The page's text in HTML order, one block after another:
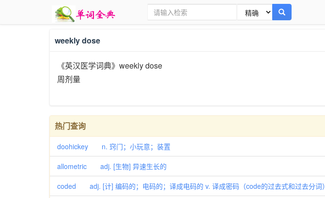
weekly dose
《英汉医学词典》weekly dose
周剂量
热门查询
doohickey n. 窍门；小玩意；装置
allometric adj. [生物] 异速生长的
coded adj. [计] 编码的；电码的；译成电码的 v. 译成密码（code的过去式和过去分词）